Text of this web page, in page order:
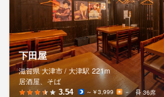
下田屋
滋賀県 大津市 / 大津駅 221m
居酒屋、そば
3.54 ～￥3,999 － 36席
をお伝えいたします。
歓迎スキル・経験
コミュニケーション能力 飲食店での調理経験 飲食
経験者の方は優遇いたしますので、面接